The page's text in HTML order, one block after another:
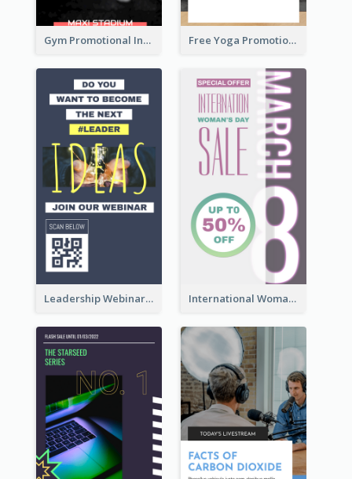
Gym Promotional Instagram Story Design Free Yoga Promotional Day Instagram Story Design
Leadership Webinar Instagram Story Design International Woman's Day Instagram Story Design